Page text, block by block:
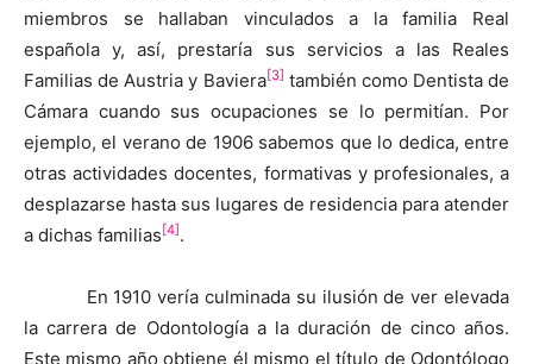
miembros se hallaban vinculados a la familia Real
española y, así, prestaría sus servicios a las Reales
Familias de Austria y Baviera[3] también como Dentista de
Cámara cuando sus ocupaciones se lo permitían. Por
ejemplo, el verano de 1906 sabemos que lo dedica, entre
otras actividades docentes, formativas y profesionales, a
desplazarse hasta sus lugares de residencia para atender
a dichas familias [4] .
En 1910 vería culminada su ilusión de ver elevada
la carrera de Odontología a la duración de cinco años.
Este mismo año obtiene él mismo el título de Odontólogo